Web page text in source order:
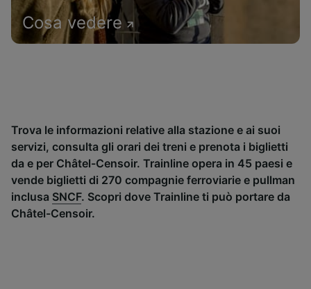
Cosa vedere
Trova le informazioni relative alla stazione e ai suoi
servizi, consulta gli orari dei treni e prenota i biglietti
da e per Châtel-Censoir. Trainline opera in 45 paesi e
vende biglietti di 270 compagnie ferroviarie e pullman
inclusa SNCF. Scopri dove Trainline ti può portare da
Châtel-Censoir.